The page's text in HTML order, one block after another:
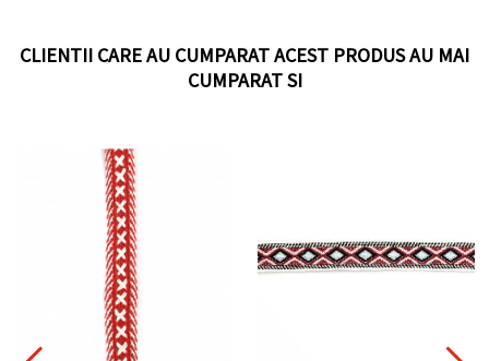
CLIENTII CARE AU CUMPARAT ACEST PRODUS AU MAI
CUMPARAT SI